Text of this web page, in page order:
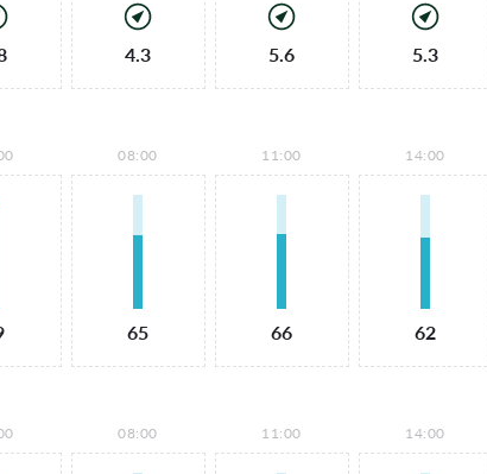
4.3 5.6 5.3
08:00
65
11:00
66
14:00
62
08:00 11:00 14:00